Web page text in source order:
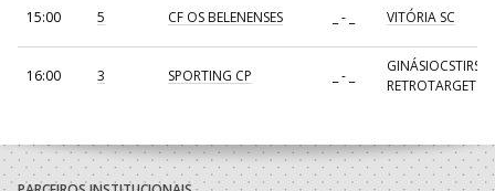
15:00 5 CF OS BELENENSES _ - _ VITÓRIA SC
16:00 3 SPORTING CP _ - _
RETROTARGET
18:00 7
AVANCA
/Bioria/Bondalti
_ - _ FC PORTO